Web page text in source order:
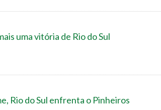
uma vitória de Rio do Sul
Rio do Sul enfrenta o Pinheiros